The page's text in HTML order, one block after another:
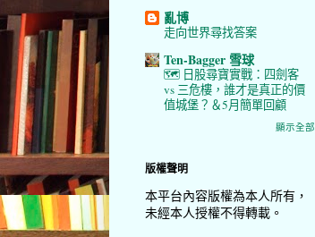
亂博
走向世界尋找答案
Ten-Bagger 雪球
🗺️ 日股尋寶實戰：四劍客
vs 三危樓，誰才是真正的價
值城堡？＆5月簡單回顧
顯示全部
版權聲明
本平台內容版權為本人所有，
未經本人授權不得轉載。